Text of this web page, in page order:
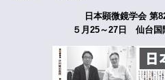
日本顕微鏡学会 第
５月25～27日 仙台国